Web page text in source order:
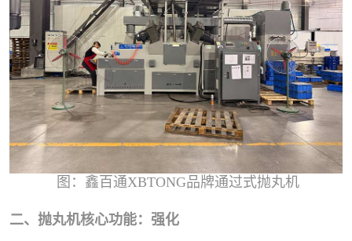
图：鑫百通XBTONG品牌通过式抛丸机
二、抛丸机核心功能：强化